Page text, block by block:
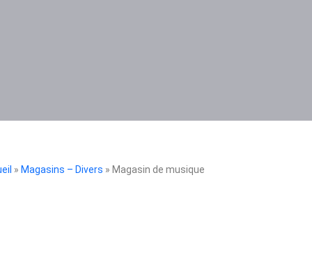
» Magasins – Divers » Magasin de musique